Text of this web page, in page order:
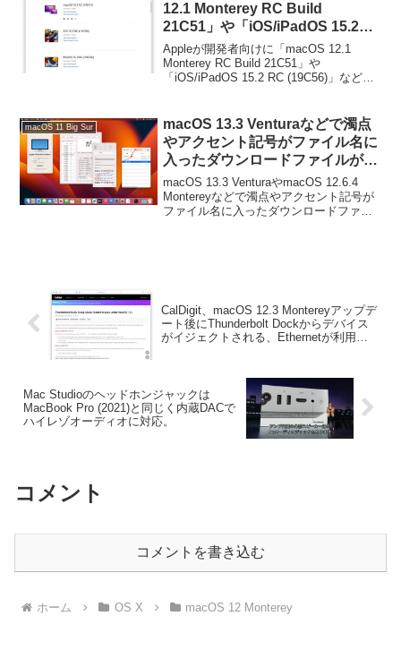
12.1 Monterey RC Build
21C51」や「iOS/iPadOS 15.2
RC」などを公開。
Appleが開発者向けに「macOS 12.1
Monterey RC Build 21C51」や
「iOS/iPadOS 15.2 RC (19C56)」などを
macOS 11 Big Sur
macOS 13.3 Venturaなどで濁点
やアクセント記号がファイル名に
入ったダウンロードファイルが開
けない問題は「Safari」を利用す
ることで解決する。
macOS 13.3 VenturaやmacOS 12.6.4
Montereyなどで濁点やアクセント記号が
ファイル名に入ったダウンロードファイ
CalDigit、macOS 12.3 Montereyアップデ
ート後にThunderbolt Dockからデバイス
がイジェクトされる、Ethernetが利用で
Mac Studioのヘッドホンジャックは
MacBook Pro (2021)と同じく内蔵DACで
ハイレゾオーディオに対応。
コメント
コメントを書き込む
ホーム OS X macOS 12 Monterey